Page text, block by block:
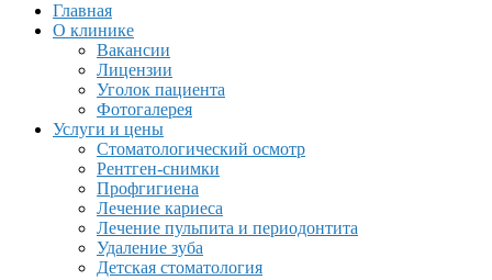
Главная
О клинике
Вакансии
Лицензии
Уголок пациента
Фотогалерея
Услуги и цены
Стоматологический осмотр
Рентген-снимки
Профгигиена
Лечение кариеса
Лечение пульпита и периодонтита
Удаление зуба
Детская стоматология